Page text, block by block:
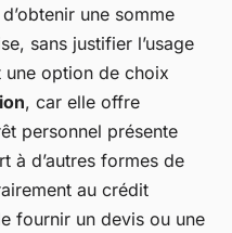
une somme
sans justifier l’usage
une option de choix
, car elle offre
personnel présente
à d’autres formes de
au crédit
fournir un devis ou une